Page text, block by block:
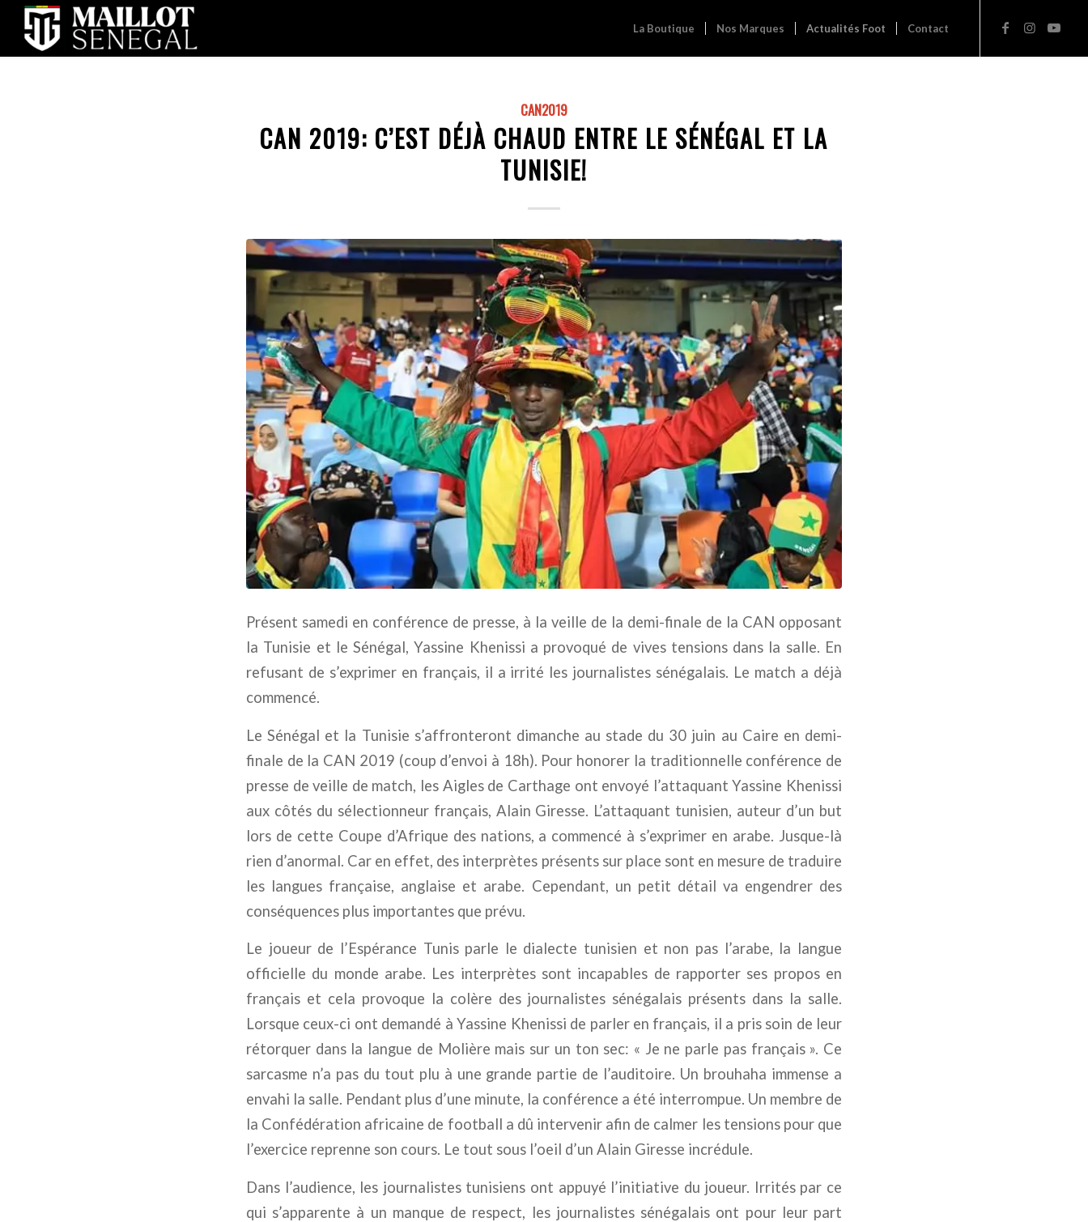
La Boutique Nos Marques Actualités Foot Contact
CAN2019
CAN 2019: C’EST DÉJÀ CHAUD ENTRE LE SÉNÉGAL ET LA
TUNISIE!
Présent samedi en conférence de presse, à la veille de la demi-finale de la CAN opposant
la Tunisie et le Sénégal, Yassine Khenissi a provoqué de vives tensions dans la salle. En
refusant de s’exprimer en français, il a irrité les journalistes sénégalais. Le match a déjà
commencé.
Le Sénégal et la Tunisie s’affronteront dimanche au stade du 30 juin au Caire en demi-
finale de la CAN 2019 (coup d’envoi à 18h). Pour honorer la traditionnelle conférence de
presse de veille de match, les Aigles de Carthage ont envoyé l’attaquant Yassine Khenissi
aux côtés du sélectionneur français, Alain Giresse. L’attaquant tunisien, auteur d’un but
lors de cette Coupe d’Afrique des nations, a commencé à s’exprimer en arabe. Jusque-là
rien d’anormal. Car en effet, des interprètes présents sur place sont en mesure de traduire
les langues française, anglaise et arabe. Cependant, un petit détail va engendrer des
conséquences plus importantes que prévu.
Le joueur de l’Espérance Tunis parle le dialecte tunisien et non pas l’arabe, la langue
officielle du monde arabe. Les interprètes sont incapables de rapporter ses propos en
français et cela provoque la colère des journalistes sénégalais présents dans la salle.
Lorsque ceux-ci ont demandé à Yassine Khenissi de parler en français, il a pris soin de leur
rétorquer dans la langue de Molière mais sur un ton sec: « Je ne parle pas français ». Ce
sarcasme n’a pas du tout plu à une grande partie de l’auditoire. Un brouhaha immense a
envahi la salle. Pendant plus d’une minute, la conférence a été interrompue. Un membre de
la Confédération africaine de football a dû intervenir afin de calmer les tensions pour que
l’exercice reprenne son cours. Le tout sous l’oeil d’un Alain Giresse incrédule.
Dans l’audience, les journalistes tunisiens ont appuyé l’initiative du joueur. Irrités par ce
qui s’apparente à un manque de respect, les journalistes sénégalais ont pour leur part